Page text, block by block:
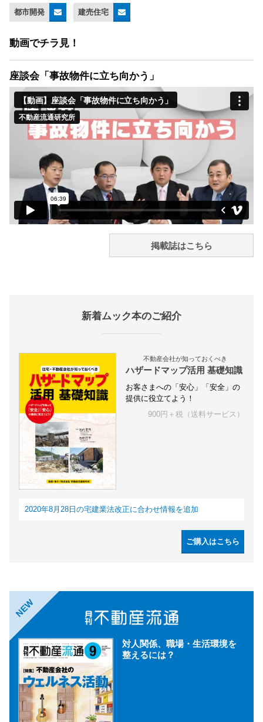
都市開発 建売住宅
動画でチラ見！
座談会「事故物件に立ち向かう」
掲載誌はこちら
新着ムック本のご紹介
不動産会社が知っておくべき
ハザードマップ活用 基礎知識
お客さまへの「安心」「安全」の
提供に役立てよう！
900円＋税（送料サービス）
2020年8月28日の宅建業法改正に合わせ情報を追加
ご購入はこちら
NEW
対人関係、職場・生活環境を
整えるには？